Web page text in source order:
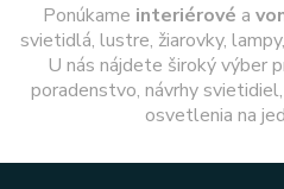
Ponúkame interiérové a
svietidlá, lustre, žiarovky,
U nás nájdete široký výber
poradenstvo, návrhy
osvetlenia na